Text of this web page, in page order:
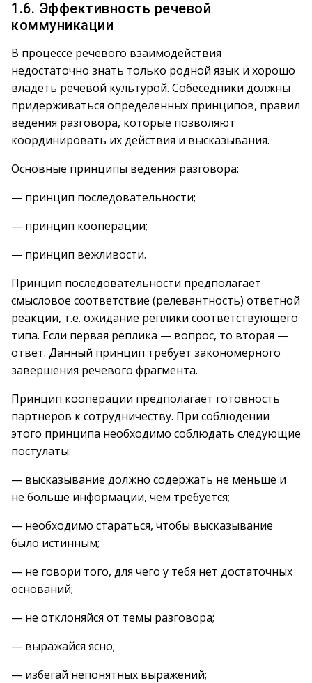
1.6. Эффективность речевой
коммуникации
В процессе речевого взаимодействия
недостаточно знать только родной язык и хорошо
владеть речевой культурой. Собеседники должны
придерживаться определенных принципов, правил
ведения разговора, которые позволяют
координировать их действия и высказывания.
Основные принципы ведения разговора:
— принцип последовательности;
— принцип кооперации;
— принцип вежливости.
Принцип последовательности предполагает
смысловое соответствие (релевантность) ответной
реакции, т.е. ожидание реплики соответствующего
типа. Если первая реплика — вопрос, то вторая —
ответ. Данный принцип требует закономерного
завершения речевого фрагмента.
Принцип кооперации предполагает готовность
партнеров к сотрудничеству. При соблюдении
этого принципа необходимо соблюдать следующие
постулаты:
— высказывание должно содержать не меньше и
не больше информации, чем требуется;
— необходимо стараться, чтобы высказывание
было истинным;
— не говори того, для чего у тебя нет достаточных
оснований;
— не отклоняйся от темы разговора;
— выражайся ясно;
— избегай непонятных выражений;